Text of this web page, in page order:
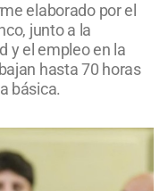
elaborado por el
junto a la
y el empleo en la
hasta 70 horas
básica.